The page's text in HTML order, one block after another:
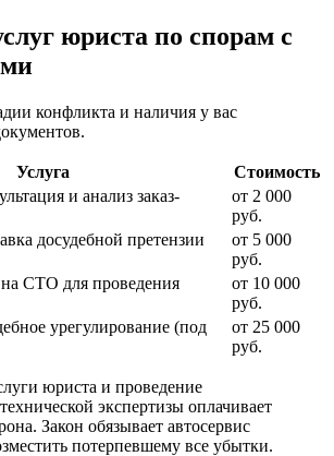
юриста по спорам с
конфликта и наличия у вас
Услуга
Стоимость
и анализ заказ-
от 2 000
руб.
досудебной претензии
от 5 000
руб.
СТО для проведения
от 10 000
руб.
урегулирование (под
от 25 000
руб.
юриста и проведение
экспертизы оплачивает
Закон обязывает автосервис
потерпевшему все убытки.